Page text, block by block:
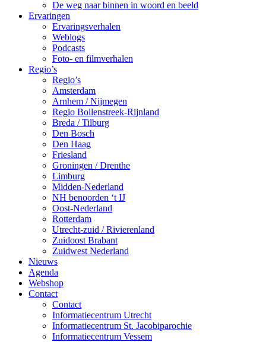
De weg naar binnen in woord en beeld
Ervaringen
Ervaringsverhalen
Weblogs
Podcasts
Foto- en filmverhalen
Regio’s
Regio’s
Amsterdam
Arnhem / Nijmegen
Regio Bollenstreek-Rijnland
Breda / Tilburg
Den Bosch
Den Haag
Friesland
Groningen / Drenthe
Limburg
Midden-Nederland
NH benoorden ‘t IJ
Oost-Nederland
Rotterdam
Utrecht-zuid / Rivierenland
Zuidoost Brabant
Zuidwest Nederland
Nieuws
Agenda
Webshop
Contact
Contact
Informatiecentrum Utrecht
Informatiecentrum St. Jacobiparochie
Informatiecentrum Vessem